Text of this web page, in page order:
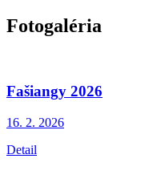
Fotogaléria
Fašiangy 2026
16. 2. 2026
Detail